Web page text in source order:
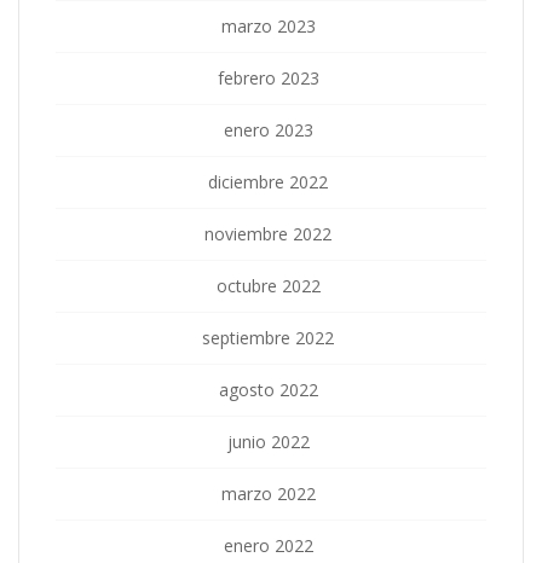
marzo 2023
febrero 2023
enero 2023
diciembre 2022
noviembre 2022
octubre 2022
septiembre 2022
agosto 2022
junio 2022
marzo 2022
enero 2022